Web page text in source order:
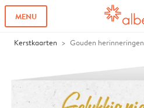
MENU
Kerstkaarten Gouden herinneringen